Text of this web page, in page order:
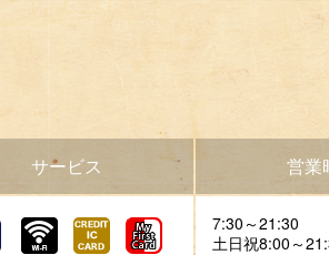
サービス 営業
7:30～21:30
土日祝8:00～